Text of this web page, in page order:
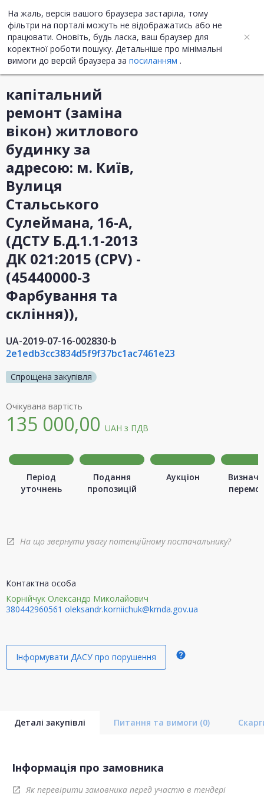
На жаль, версія вашого браузера застаріла, тому
фільтри на порталі можуть не відображатись або не
працювати. Оновіть, будь ласка, ваш браузер для
коректної роботи пошуку. Детальніше про мінімальні
вимоги до версій браузера за посиланням .
UA ENG
Інформація про закупівлю
капітальний
ремонт (заміна
вікон) житлового
будинку за
адресою: м. Київ,
Вулиця
Стальського
Сулеймана, 16-А,
(ДСТУ Б.Д.1.1-2013
ДК 021:2015 (CPV) -
(45440000-3
Фарбування та
скління)),
UA-2019-07-16-002830-b
2e1edb3cc3834d5f9f37bc1ac7461e23
Спрощена закупівля
Очікувана вартість
135 000,00 UAH з ПДВ
Період
уточнень
Подання
пропозицій
Аукціон
open_in_new На що звернути увагу потенційному постачальнику?
Контактна особа
Корнійчук Олександр Миколайович
380442960561 oleksandr.korniichuk@kmda.gov.ua
Інформувати ДАСУ про порушення help
Деталі закупівлі Питання та вимоги (0)
Інформація про замовника
open_in_new Як перевірити замовника перед участю в тендері